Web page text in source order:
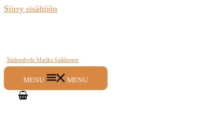
Siirry sisältöön
Taidepalvelu Marika Saikkonen
MENU MENU